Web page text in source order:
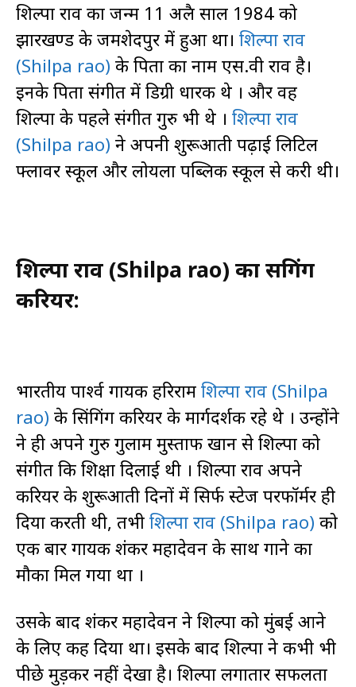
शिल्पा राव का जन्म 11 अप्रैल साल 1984 को
झारखण्ड के जमशेदपुर में हुआ था। शिल्पा राव
(Shilpa rao) के पिता का नाम एस.वी राव है।
इनके पिता संगीत में डिग्री धारक थे । और वह
शिल्पा के पहले संगीत गुरु भी थे । शिल्पा राव
(Shilpa rao) ने अपनी शुरूआती पढ़ाई लिटिल
फ्लावर स्कूल और लोयला पब्लिक स्कूल से करी थी।
शिल्पा राव (Shilpa rao) का सिंगिंग
करियर:
भारतीय पार्श्व गायक हरिराम शिल्पा राव (Shilpa
rao) के सिंगिंग करियर के मार्गदर्शक रहे थे । उन्होंने
ने ही अपने गुरु गुलाम मुस्ताफ खान से शिल्पा को
संगीत कि शिक्षा दिलाई थी । शिल्पा राव अपने
करियर के शुरूआती दिनों में सिर्फ स्टेज परफॉर्मर ही
दिया करती थी, तभी शिल्पा राव (Shilpa rao) को
एक बार गायक शंकर महादेवन के साथ गाने का
मौका मिल गया था ।
उसके बाद शंकर महादेवन ने शिल्पा को मुंबई आने
के लिए कह दिया था। इसके बाद शिल्पा ने कभी भी
पीछे मुड़कर नहीं देखा है। शिल्पा लगातार सफलता